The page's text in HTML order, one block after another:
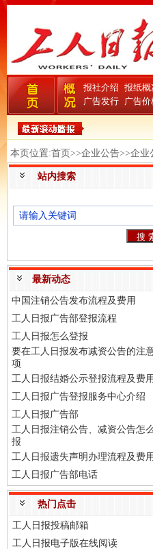
报社介绍 报纸概
广告发行 广告价
本页位置:首页>>企业公告>>企业
站内搜索
最新动态
中国注销公告发布流程及费用
工人日报广告部登报流程
工人日报怎么登报
要在工人日报发布减资公告的注
项
工人日报结婚公示登报流程及费用
工人日报广告登报服务中心介绍
工人日报广告部
工人日报注销公告、减资公告怎
报
工人日报遗失声明办理流程及费用
工人日报广告部电话
热门点击
工人日报投稿邮箱
工人日报电子版在线阅读